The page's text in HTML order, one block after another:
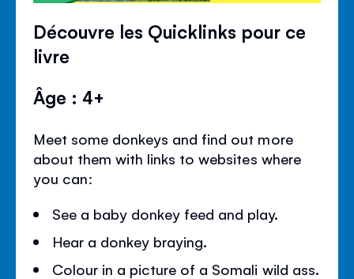
Découvre les Quicklinks pour ce
livre
Âge : 4+
Meet some donkeys and find out more
about them with links to websites where
you can:
See a baby donkey feed and play.
Hear a donkey braying.
Colour in a picture of a Somali wild ass.